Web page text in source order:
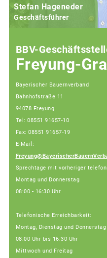
Stefan Hageneder
Geschäftsführer
BBV-
Freyung-
Bayerischer Bauernverband
Bahnhofstraße 11
94078 Freyung
Tel: 08551 91657-10
Fax: 08551 91657-19
E-Mail:
Sprechtage mit vorheriger
Montag und Donnerstag
08:00 - 16:30 Uhr
Telefonische Erreichbarkeit:
Montag, Dienstag und Donnerstag
08:00 Uhr bis 16:30 Uhr
Mittwoch und Freitag